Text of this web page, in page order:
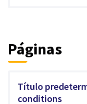
Páginas
Título
conditions